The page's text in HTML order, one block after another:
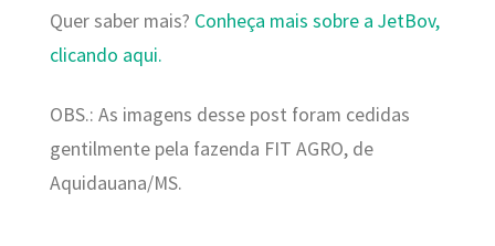
Quer saber mais? Conheça mais sobre a JetBov,
clicando aqui.
OBS.: As imagens desse post foram cedidas
gentilmente pela fazenda FIT AGRO, de
Aquidauana/MS.